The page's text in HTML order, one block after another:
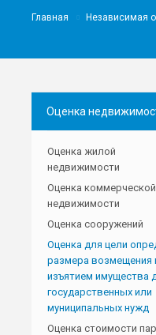
Главная Независимая
Оценка
Оценка жилой
недвижимости
Оценка коммерческой
недвижимости
Оценка сооружений
Оценка для цели
размера возмещения
изъятием имущества
государственных или
муниципальных нужд
Оценка стоимости